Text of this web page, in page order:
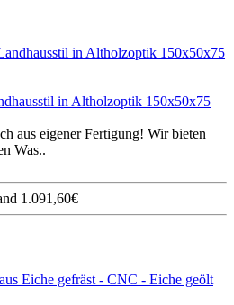
in Altholzoptik 150x50x75
aus eigener Fertigung! Wir bieten
Was..
1.091,60€